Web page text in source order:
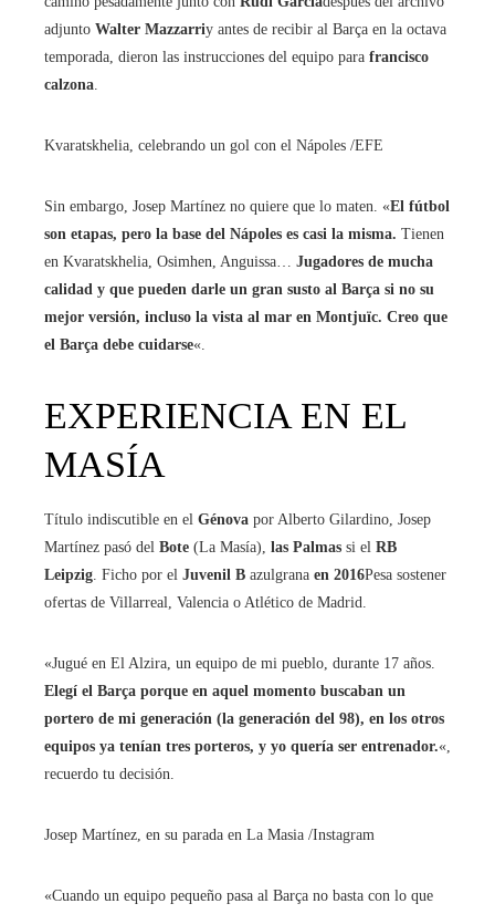
adjunto Walter Mazzarriy antes de recibir al Barça en la octava
temporada, dieron las instrucciones del equipo para francisco
calzona.
Kvaratskhelia, celebrando un gol con el Nápoles /EFE
Sin embargo, Josep Martínez no quiere que lo maten. «El fútbol
son etapas, pero la base del Nápoles es casi la misma. Tienen
en Kvaratskhelia, Osimhen, Anguissa… Jugadores de mucha
calidad y que pueden darle un gran susto al Barça si no su
mejor versión, incluso la vista al mar en Montjuïc. Creo que
el Barça debe cuidarse«.
EXPERIENCIA EN EL
MASÍA
Título indiscutible en el Génova por Alberto Gilardino, Josep
Martínez pasó del Bote (La Masía), las Palmas si el RB
Leipzig. Ficho por el Juvenil B azulgrana en 2016Pesa sostener
ofertas de Villarreal, Valencia o Atlético de Madrid.
«Jugué en El Alzira, un equipo de mi pueblo, durante 17 años.
Elegí el Barça porque en aquel momento buscaban un
portero de mi generación (la generación del 98), en los otros
equipos ya tenían tres porteros, y yo quería ser entrenador.«,
recuerdo tu decisión.
Josep Martínez, en su parada en La Masia /Instagram
«Cuando un equipo pequeño pasa al Barça no basta con lo que